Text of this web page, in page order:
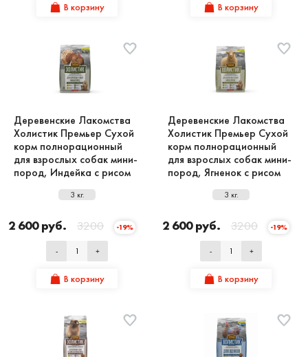
В корзину В корзину
Деревенские Лакомства
Холистик Премьер Сухой
корм полнорационный
для взрослых собак мини-
пород, Индейка с рисом
3 кг.
2 600 руб. 3200 -19%
- +
В корзину
Деревенские Лакомства
Холистик Премьер Сухой
корм полнорационный
для взрослых собак мини-
пород, Ягненок с рисом
3 кг.
2 600 руб. 3200 -19%
- +
В корзину